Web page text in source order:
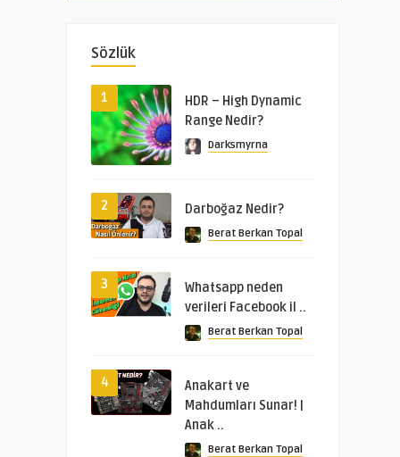
Sözlük
1
HDR – High Dynamic
Range Nedir?
Darksmyrna
2 Darboğaz Nedir?
Berat Berkan Topal
3
Whatsapp neden
verileri Facebook il ..
Berat Berkan Topal
4
Anakart ve
Mahdumları Sunar! |
Anak ..
Berat Berkan Topal